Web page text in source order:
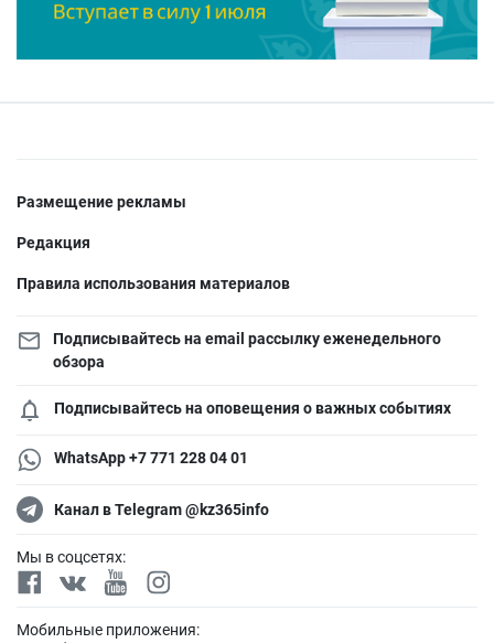
Размещение рекламы
Редакция
Правила использования материалов
Подписывайтесь на email рассылку еженедельного
обзора
Подписывайтесь на оповещения о важных событиях
WhatsApp +7 771 228 04 01
Канал в Telegram @kz365info
Мы в соцсетях:
Мобильные приложения: